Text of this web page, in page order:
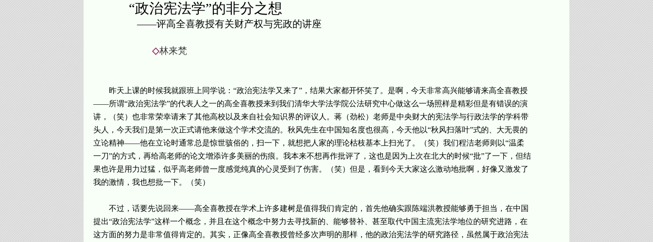
“政治宪法学”的非分之想
——评高全喜教授有关财产权与宪政的讲座
◇林来梵
昨天上课的时候我就跟班上同学说：“政治宪法学又来了”，结果大家都开怀笑了。是啊，今天非常高兴能够请来高全喜教授
——所谓“政治宪法学”的代表人之一的高全喜教授来到我们清华大学法学院公法研究中心做这么一场照样是精彩但是有错误的演
讲，（笑）也非常荣幸请来了其他高校以及来自社会知识界的评议人。蒋（劲松）老师是中央财大的宪法学与行政法学的学科带
头人，今天我们是第一次正式请他来做这个学术交流的。秋风先生在中国知名度也很高，今天他以“秋风扫落叶”式的、大无畏的
立论精神——他在立论时通常总是惊世骇俗的，扫一下，就想把人家的理论枯枝基本上扫光了。（笑）我们程洁老师则以“温柔
一刀”的方式，再给高老师的论文增添许多美丽的伤痕。我本来不想再作批评了，这也是因为上次在北大的时候“批”了一下，但结
果也许是用力过猛，似乎高老师曾一度感觉纯真的心灵受到了伤害。（笑）但是，看到今天大家这么激动地批啊，好像又激发了
我的激情，我也想批一下。（笑）
不过，话要先说回来——高全喜教授在学术上许多建树是值得我们肯定的，首先他确实跟陈端洪教授能够勇于担当，在中国
提出“政治宪法学”这样一个概念，并且在这个概念中努力去寻找新的、能够替补、甚至取代中国主流宪法学地位的研究进路，在
这方面的努力是非常值得肯定的。其实，正像高全喜教授曾经多次声明的那样，他的政治宪法学的研究路径，虽然属于政治宪法